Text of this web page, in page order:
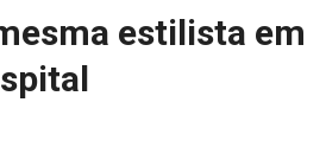
estilista em